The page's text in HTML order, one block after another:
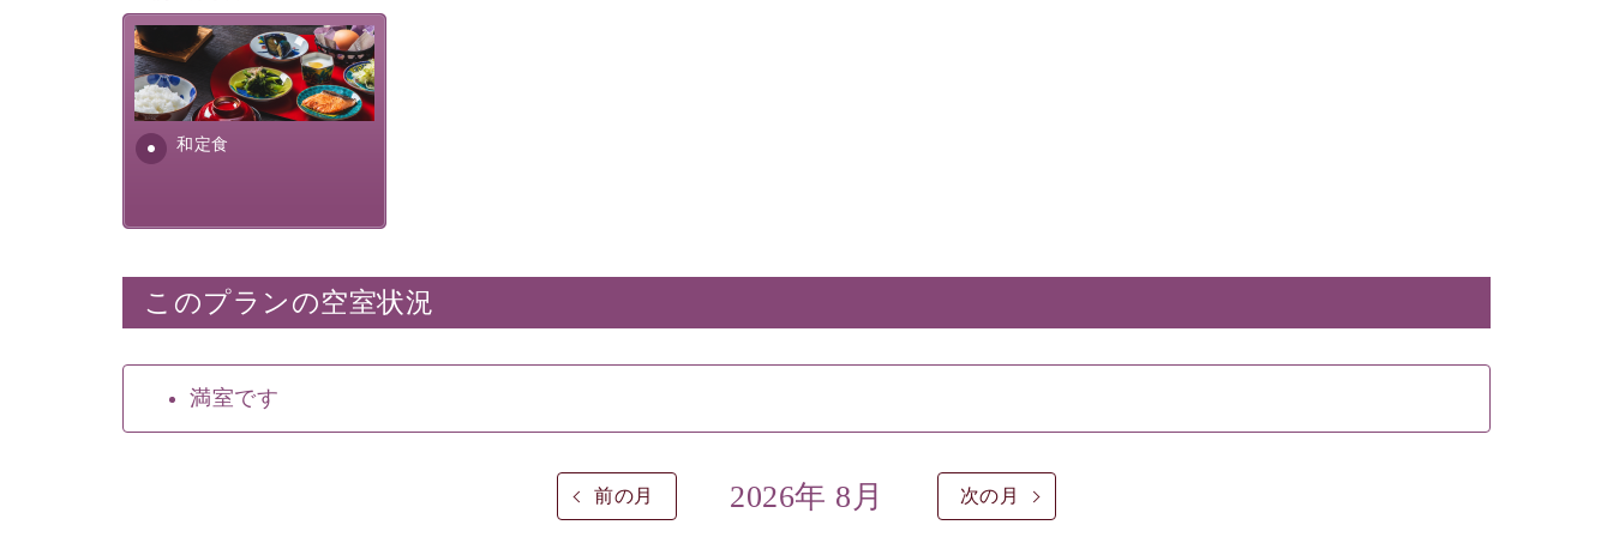
和定食
さっぱりとした和食膳に使わ
れる食材は、諏訪の名産品を
ふんだんに取り入れ、安心・
安全を心掛けた長野県産...
このプランの空室状況
満室です
前の月 2026年 8月 次の月